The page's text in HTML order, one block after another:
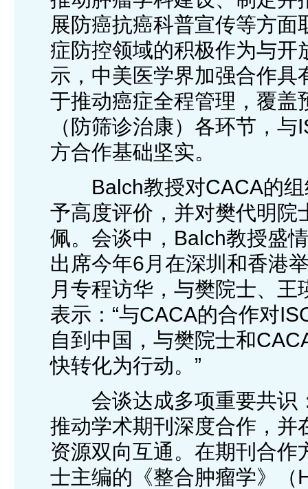
展防癌抗癌科普宣传等方
症防控领域的积极作为与开
示，中美医学界加强合作
于推动癌症全程管理，覆盖
（防筛诊治康）各环节，
方合作基础坚实。
Balch教授对CACA的组
予高度评价，并对樊代明院
佩。会谈中，Balch教授盛
出席今年6月在深圳和香港
月专程访华，与樊院士、
表示：“与CACA的合作对
自到中国，与樊院士和
快转化为行动。”
会谈达成多项重要共识
推动学术期刊深度合作，并
资源双向互通。在期刊合
士主编的《整合肿瘤学》（